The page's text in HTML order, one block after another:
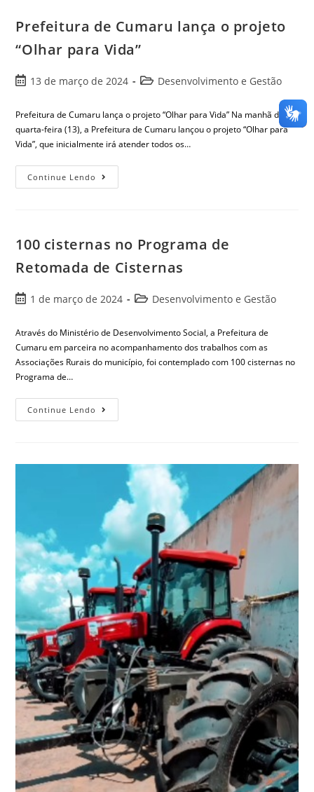
Prefeitura de Cumaru lança o projeto
“Olhar para Vida”
13 de março de 2024 Desenvolvimento e Gestão
Prefeitura de Cumaru lança o projeto “Olhar para Vida” Na manhã desta
quarta-feira (13), a Prefeitura de Cumaru lançou o projeto “Olhar para
Vida”, que inicialmente irá atender todos os…
Continue Lendo
100 cisternas no Programa de
Retomada de Cisternas
1 de março de 2024 Desenvolvimento e Gestão
Através do Ministério de Desenvolvimento Social, a Prefeitura de
Cumaru em parceira no acompanhamento dos trabalhos com as
Associações Rurais do município, foi contemplado com 100 cisternas no
Programa de…
Continue Lendo